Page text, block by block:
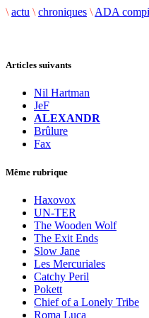
\ actu \ chroniques \ ADA
Articles suivants
Nil Hartman
JeF
ALEXANDR
Brûlure
Fax
Même rubrique
Haxovox
UN-TER
The Wooden Wolf
The Exit Ends
Slow Jane
Les Mercuriales
Catchy Peril
Pokett
Chief of a Lonely Tribe
Roma Luca